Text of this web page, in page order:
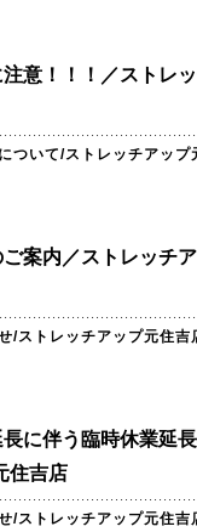
意！！！／ストレ
ついて/ストレッチアップ
案内／ストレッチ
/ストレッチアップ元住吉
に伴う臨時休業延
住吉店
/ストレッチアップ元住吉